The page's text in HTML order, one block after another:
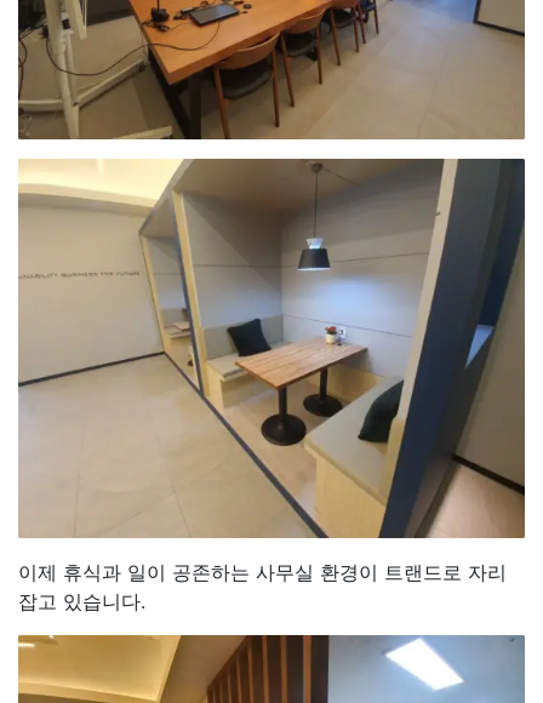
이제 휴식과 일이 공존하는 사무실 환경이 트랜드로 자리
잡고 있습니다.